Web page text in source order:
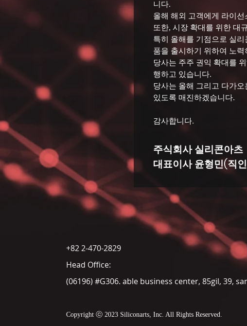
니다.
올해 해외 고객에게 라이
또한, 시장 확대를 위한 대
특히 올해를 기점으로 실
품을 출시하기 위하여 노력
당사는 주주 권익 확대를
행하고 있습니다.
당사는 올해 그리고 다가
있도록 매진하겠습니다.
감사합니다.
주식회사 실리콘아츠
대표이사 윤형민(직
+82 2-470-2829
Head Office:
(06196) #G306. able business center, 85gil, 39,
Copyright ⓒ 2023 Siliconarts, Inc. All Rights Reserved.